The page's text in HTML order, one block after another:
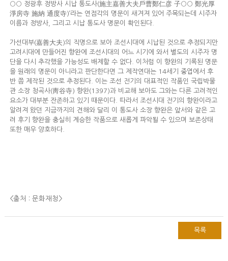
○○ 정광후 정방사 시납 통도사(施主嘉善大夫戶曹鄭仁彦 子○○ 鄭光厚
淨房寺 施納 通度寺)’라는 연점각의 명문이 새겨져 있어 주목되는데 시주자
이름과 정방사, 그리고 시납 통도사 명문이 확인된다.
가선대부(嘉善大夫)의 직명으로 보아 조선시대에 시납된 것으로 추정되지만
고려시대에 만들어진 향완에 조선시대의 어느 시기에 와서 별도의 시주자 명
단을 다시 추각했을 가능성도 배제할 수 없다. 이처럼 이 향완의 기록된 명문
을 원래의 명문이 아니라고 판단한다면 그 제작연대는 14세기 중엽에서 후
반 쯤 제작된 것으로 추정된다. 이는 조선 전기의 대표적인 작품인 국립박물
관 소장 청곡사(靑谷寺) 향완(1397)과 비교해 보아도 그와는 다른 고려적인
요소가 대부분 잔존하고 있기 때문이다. 따라서 조선시대 전기의 향완이라고
알려져 왔던 지금까지의 견해와 달리 이 통도사 소장 향완은 앞서와 같은 고
려 후기 향완을 충실히 계승한 작품으로 새롭게 파악될 수 있으며 보존상태
또한 매우 양호하다.
<출처 : 문화재청 >
목록